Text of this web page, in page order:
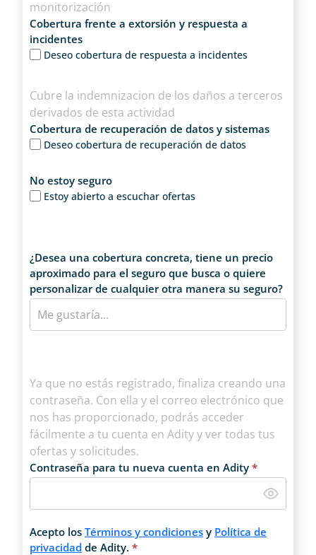
Cobertura frente a extorsión y respuesta a
incidentes
Deseo cobertura de respuesta a incidentes
monitorización
Cobertura de recuperación de datos y sistemas
Deseo cobertura de recuperación de datos
Cubre la indemnizacion de los daños a terceros
derivados de esta actividad
No estoy seguro
Estoy abierto a escuchar ofertas
¿Desea una cobertura concreta, tiene un precio
aproximado para el seguro que busca o quiere
personalizar de cualquier otra manera su seguro?
Contraseña para tu nueva cuenta en Adity *
Ya que no estás registrado, finaliza creando una
contraseña. Con ella y el correo electrónico que
nos has proporcionado, podrás acceder
fácilmente a tu cuenta en Adity y ver todas tus
ofertas y solicitudes.
Acepto los Términos y condiciones y Política de
privacidad de Adity. *